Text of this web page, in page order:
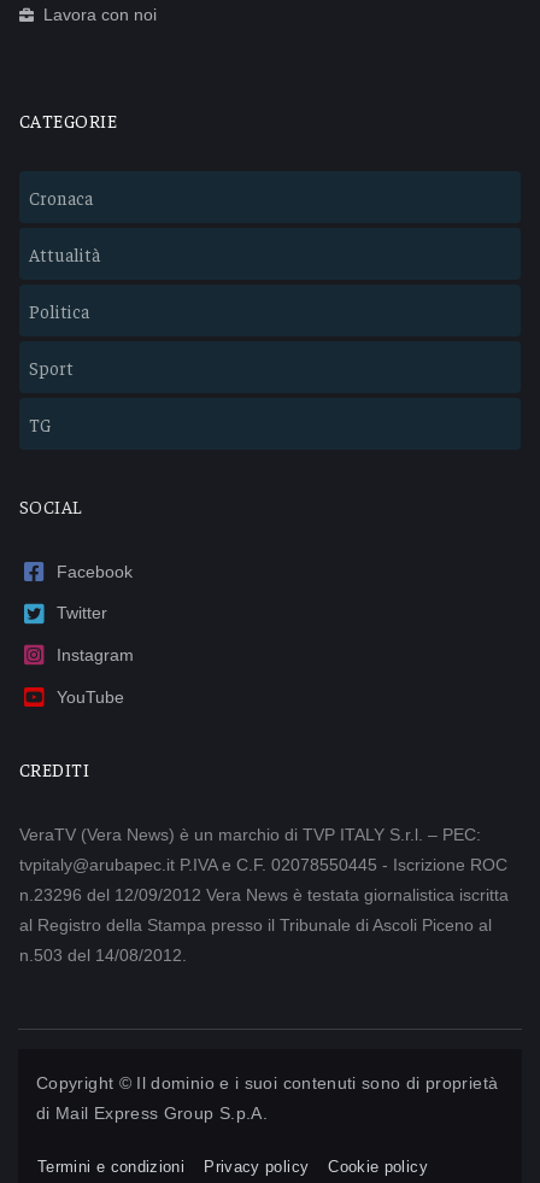
Lavora con noi
CATEGORIE
Cronaca
Attualità
Politica
Sport
TG
SOCIAL
Facebook
Twitter
Instagram
YouTube
CREDITI
VeraTV (Vera News) è un marchio di TVP ITALY S.r.l. – PEC:
tvpitaly@arubapec.it P.IVA e C.F. 02078550445 - Iscrizione ROC
n.23296 del 12/09/2012 Vera News è testata giornalistica iscritta
al Registro della Stampa presso il Tribunale di Ascoli Piceno al
n.503 del 14/08/2012.
Copyright © Il dominio e i suoi contenuti sono di proprietà
di Mail Express Group S.p.A.
Termini e condizioni Privacy policy Cookie policy